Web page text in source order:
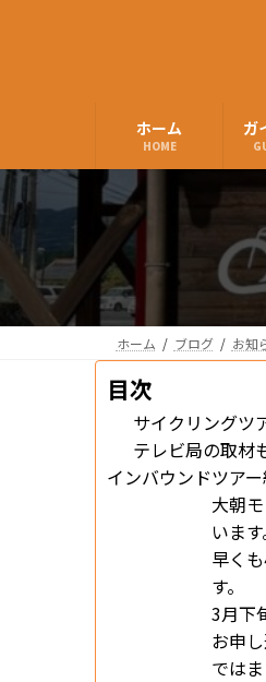
ホーム
HOME
ガ
ホーム ブログ お知
目次
サイクリングツ
テレビ局の取材
インバウンドツア
大朝
います
早く
す。
3月下
お申
では